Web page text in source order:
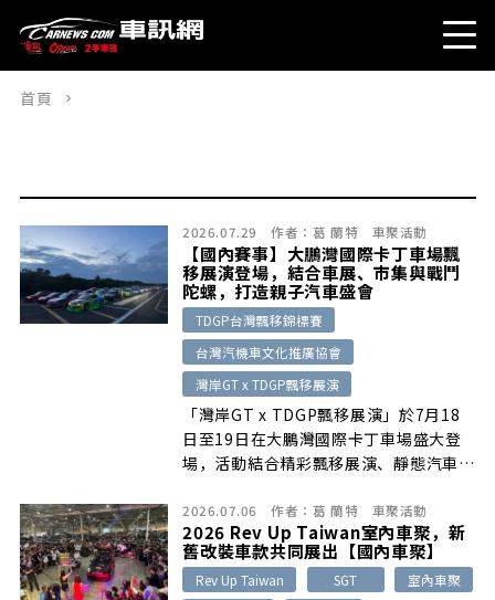
首頁
2026.07.29 作者： 葛 蘭特 車聚活動
【國內賽事】大鵬灣國際卡丁車場飄
移展演登場，結合車展、市集與戰鬥
陀螺，打造親子汽車盛會
TDGP台灣飄移錦標賽
台灣汽機車文化推廣協會
灣岸GT x TDGP飄移展演
「灣岸GT x TDGP飄移展演」於7月18
日至19日在大鵬灣國際卡丁車場盛大登
場，活動結合精彩飄移展演、靜態汽車文
戰鬥陀螺交流活動，吸引許多車迷與親子
家庭前往參與，共同感受汽車文化與賽車
魅力。
2026.07.06 作者： 葛 蘭特 車聚活動
2026 Rev Up Taiwan室內車聚，新
舊改裝車款共同展出【國內車聚】
Rev Up Taiwan SGT
室內車聚